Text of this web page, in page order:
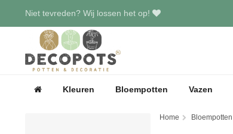
Niet tevreden? Wij lossen het op!
Kleuren Bloempotten Vazen
Home Bloempotten